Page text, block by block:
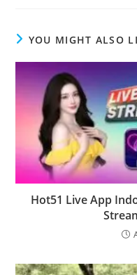
YOU MIGHT ALSO
Hot51 Live App